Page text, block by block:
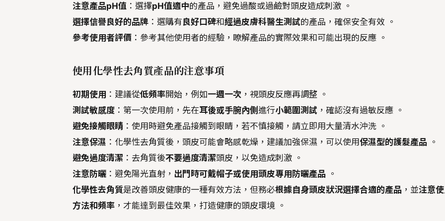
注意產品pH值 ：選擇pH值適中的產品，避免過酸或過鹼對頭皮造成刺激 。
選擇信譽良好的品牌 ：選購有良好口碑和經過皮膚科醫生測試的產品，確保安全有效 。
參考使用者評價 ：參考其他使用者的經驗，瞭解產品的實際效果和可能出現的反應 。
使用化學性去角質產品的注意事項
初期使用 ：建議從低頻率開始，例如一週一次 ，視頭皮反應再調整 。
測試敏感度 ：第一次使用前，先在耳後或手腕內側 進行小範圍測試 ，確認沒有過敏反應 。
避免接觸眼睛 ：使用時避免產品接觸到眼睛，若不慎接觸，請立即用大量清水沖洗 。
注意保濕 ：化學性去角質後，頭皮可能會略感乾燥，建議加強保濕，可以使用 保濕型的護髮產品 。
避免過度清潔 ：去角質後不要過度清潔頭皮，以免造成刺激 。
注意防曬 ：避免陽光直射， 出門時可戴帽子或使用頭皮專用防曬產品 。
化學性去角質是改善頭皮健康的一種有效方法，但務必根據自身頭皮狀況選擇合適的產品 ，並注意
方法和頻率 ，才能達到最佳效果，打造健康的頭皮環境 。